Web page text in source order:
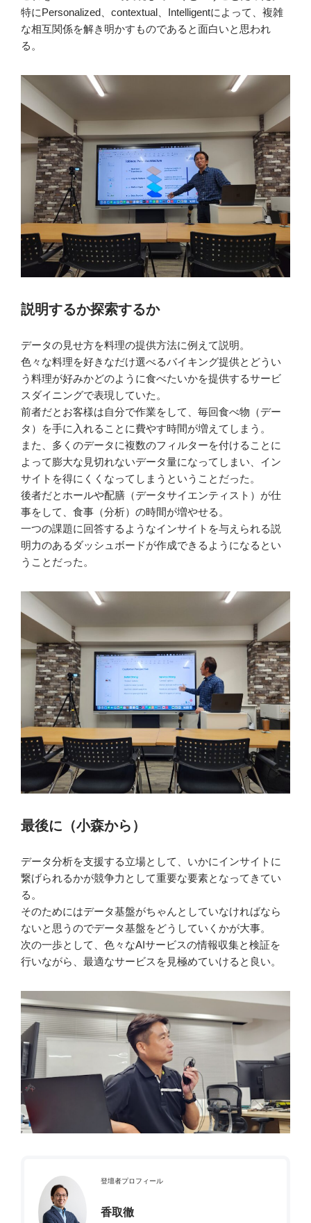
特にPersonalized、contextual、Intelligentによって、複雑
な相互関係を解き明かすものであると面白いと思われ
る。
説明するか探索するか
データの見せ方を料理の提供方法に例えて説明。
色々な料理を好きなだけ選べるバイキング提供とどうい
う料理が好みかどのように食べたいかを提供するサービ
スダイニングで表現していた。
前者だとお客様は自分で作業をして、毎回食べ物（デー
タ）を手に入れることに費やす時間が増えてしまう。
また、多くのデータに複数のフィルターを付けることに
よって膨大な見切れないデータ量になってしまい、イン
サイトを得にくくなってしまうということだった。
後者だとホールや配膳（データサイエンティスト）が仕
事をして、食事（分析）の時間が増やせる。
一つの課題に回答するようなインサイトを与えられる説
明力のあるダッシュボードが作成できるようになるとい
うことだった。
最後に（小森から）
データ分析を支援する立場として、いかにインサイトに
繋げられるかが競争力として重要な要素となってきてい
る。
そのためにはデータ基盤がちゃんとしていなければなら
ないと思うのでデータ基盤をどうしていくかが大事。
次の一歩として、色々なAIサービスの情報収集と検証を
行いながら、最適なサービスを見極めていけると良い。
登壇者プロフィール
香取徹